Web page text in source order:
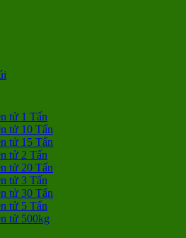
tử 1 Tấn
tử 10 Tấn
tử 15 Tấn
tử 2 Tấn
tử 20 Tấn
tử 3 Tấn
tử 30 Tấn
tử 5 Tấn
tử 500kg